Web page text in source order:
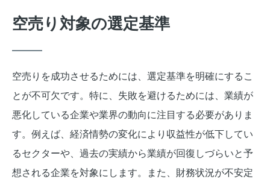
空売り対象の選定基準
空売りを成功させるためには、選定基準を明確にするこ
とが不可欠です。特に、失敗を避けるためには、業績が
悪化している企業や業界の動向に注目する必要がありま
す。例えば、経済情勢の変化により収益性が低下してい
るセクターや、過去の実績から業績が回復しづらいと予
想される企業を対象にします。また、財務状況が不安定